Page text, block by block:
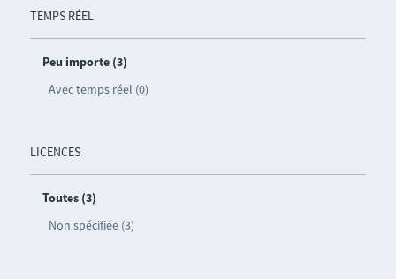
TEMPS RÉEL
Peu importe (3)
Avec temps réel (0)
LICENCES
Toutes (3)
Non spécifiée (3)